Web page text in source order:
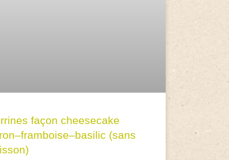
façon cheesecake
(sans